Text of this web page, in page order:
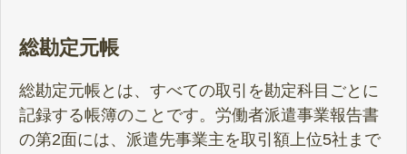
総勘定元帳
総勘定元帳とは、すべての取引を勘定科目ごとに
記録する帳簿のことです。労働者派遣事業報告書
の第2面には、派遣先事業主を取引額上位5社まで